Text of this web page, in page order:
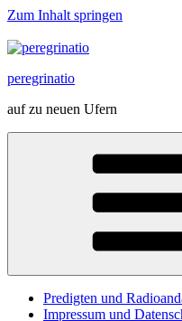
Zum Inhalt springen
peregrinatio
auf zu neuen Ufern
Predigten und
Impressum und